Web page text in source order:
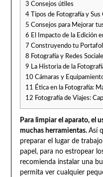
3 Consejos útiles
4Tipos de Fotografía y Sus
5 Consejos para Mejorar
6 El Impacto de la Edición
7 Construyendo tu
8 Fotografía y Redes
9 La Historia de la
10Cámaras y
11 Ética en la Fotografía:
12 Fotografía de Viajes:
Para limpiar el aparato, el
muchas herramientas. Así
preparar el lugar de
papel, para no estropear
recomienda instalar una
permita ver cualquier